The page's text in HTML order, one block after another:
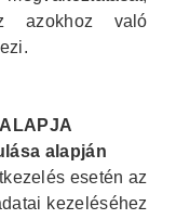
azokhoz való
alapján
esetén az
kezeléséhez